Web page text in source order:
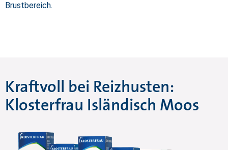
Brustbereich.
Kraftvoll bei Reizhusten:
Klosterfrau Isländisch Moos